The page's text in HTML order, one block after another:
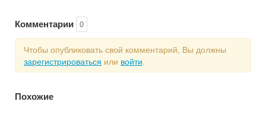
Комментарии 0
Чтобы опубликовать свой комментарий, Вы должны
зарегистрироваться или войти.
Похожие